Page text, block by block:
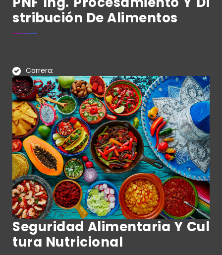
Stribución De Alimentos
Carrera:
Seguridad Alimentaria Y Cul
Tura Nutricional